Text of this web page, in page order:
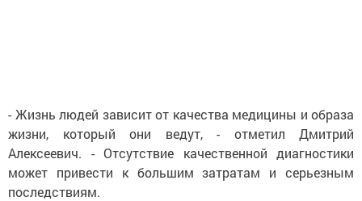
- Жизнь людей зависит от качества медицины и образа
жизни, который они ведут, - отметил Дмитрий
Алексеевич. - Отсутствие качественной диагностики
может привести к большим затратам и серьезным
последствиям.